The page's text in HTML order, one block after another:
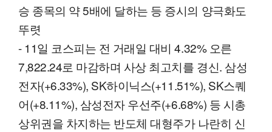
승 종목의 약 5배에 달하는 등 증시의 양극화도
뚜렷
- 11일 코스피는 전 거래일 대비 4.32% 오른
7,822.24로 마감하며 사상 최고치를 경신. 삼성
전자(+6.33%), SK하이닉스(+11.51%), SK스퀘
어(+8.11%), 삼성전자 우선주(+6.68%) 등 시총
상위권을 차지하는 반도체 대형주가 나란히 신